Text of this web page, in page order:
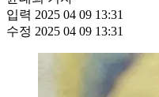
입력 2025 04 09 13:31
수정 2025 04 09 13:31